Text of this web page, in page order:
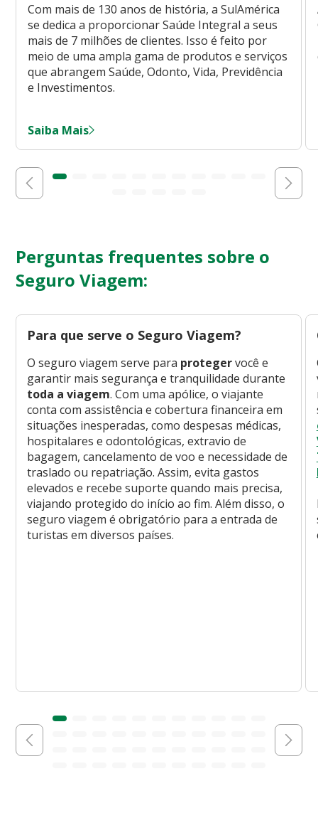
Com mais de 130 anos de história, a SulAmérica
se dedica a proporcionar Saúde Integral a seus
mais de 7 milhões de clientes. Isso é feito por
meio de uma ampla gama de produtos e serviços
que abrangem Saúde, Odonto, Vida, Previdência
e Investimentos.
Saiba Mais
Perguntas frequentes sobre o
Seguro Viagem:
Para que serve o Seguro Viagem?
O seguro viagem serve para protegervocê e
garantir mais segurança e tranquilidade durante
toda a viagem. Com uma apólice, o viajante
conta com assistência e cobertura financeira em
situações inesperadas, como despesas médicas,
hospitalares e odontológicas, extravio de
bagagem, cancelamento de voo e necessidade de
traslado ou repatriação. Assim, evita gastos
elevados e recebe suporte quando mais precisa,
viajando protegido do início ao fim. Além disso, o
seguro viagem é obrigatório para a entrada de
turistas em diversos países.